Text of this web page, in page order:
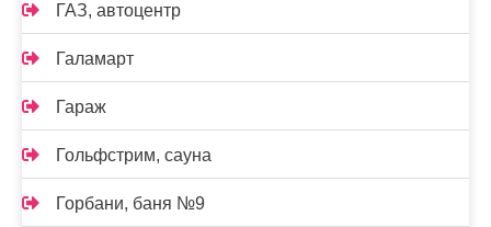
ГАЗ, автоцентр
Галамарт
Гараж
Гольфстрим, сауна
Горбани, баня №9